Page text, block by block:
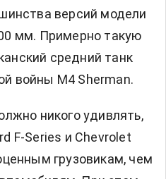
версий модели
мм. Примерно такую
средний танк
войны M4 Sherman.
никого удивлять,
F-Series и Chevrolet
грузовикам, чем